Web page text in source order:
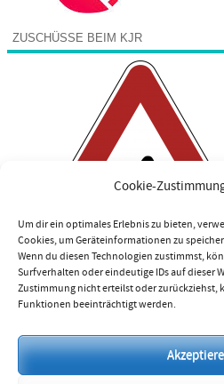
Cookie-
Um dir ein optimales Erlebnis zu bieten,
Cookies, um Geräteinformationen zu
Wenn du diesen Technologien zustimmst,
Surfverhalten oder eindeutige IDs auf dieser
Zustimmung nicht erteilst oder zurückziehst,
Funktionen beeinträchtigt werden.
ZUSCHÜSSE BEIM KJR
Impressum